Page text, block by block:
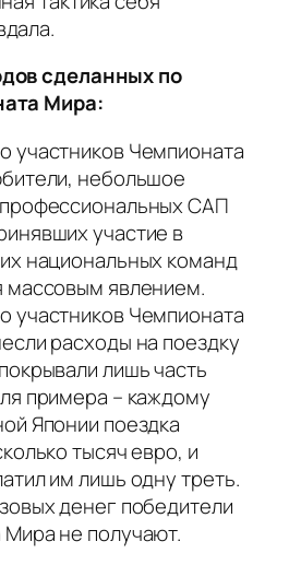
сделанных по
Мира:
участников Чемпионата
небольшое
САП
участие в
национальных команд
массовым явлением.
участников Чемпионата
расходы на поездку
лишь часть
примера – каждому
Японии поездка
тысяч евро, и
им лишь одну треть.
денег победители
не получают.